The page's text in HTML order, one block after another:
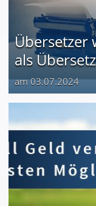
Übersetzer
als
am 03.07.2024